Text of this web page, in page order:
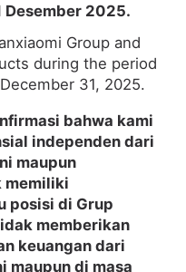
2025.
Group and
during the period
31, 2025.
bahwa kami
independen dari
maupun
memiliki
posisi di Grup
memberikan
keuangan dari
maupun di masa